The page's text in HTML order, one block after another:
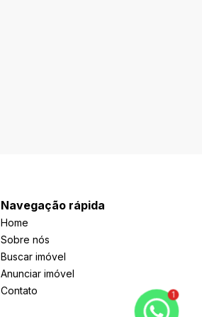
Navegação rápida
Home
Sobre nós
Buscar imóvel
Anunciar imóvel
Contato
1